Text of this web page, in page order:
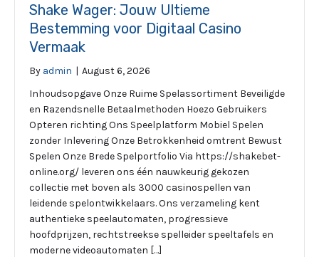
Shake Wager: Jouw Ultieme
Bestemming voor Digitaal Casino
Vermaak
By admin | August 6, 2026
Inhoudsopgave Onze Ruime Spelassortiment Beveiligde
en Razendsnelle Betaalmethoden Hoezo Gebruikers
Opteren richting Ons Speelplatform Mobiel Spelen
zonder Inlevering Onze Betrokkenheid omtrent Bewust
Spelen Onze Brede Spelportfolio Via https://shakebet-
online.org/ leveren ons één nauwkeurig gekozen
collectie met boven als 3000 casinospellen van
leidende spelontwikkelaars. Ons verzameling kent
authentieke speelautomaten, progressieve
hoofdprijzen, rechtstreekse spelleider speeltafels en
moderne videoautomaten […]